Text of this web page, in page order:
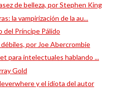
de belleza, por Stephen King
la vampirización de la au...
del Príncipe Pálido
por Joe Abercrombie
para intelectuales hablando ...
Gold
y el idiota del autor